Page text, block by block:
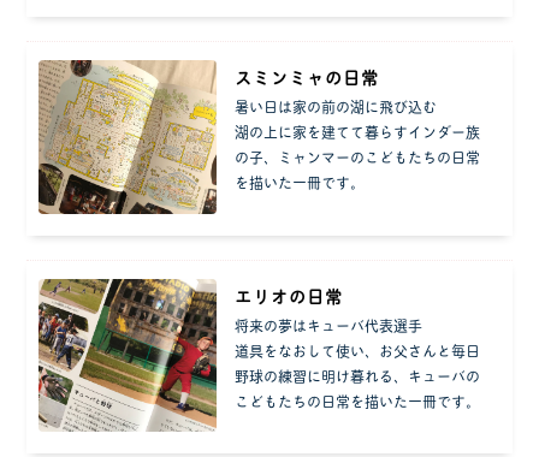
スミンミャの日常
暑い日は家の前の湖に飛び込む
湖の上に家を建てて暮らすインダー族
の子、ミャンマーのこどもたちの日常
を描いた一冊です。
エリオの日常
将来の夢はキューバ代表選手
道具をなおして使い、お父さんと毎日
野球の練習に明け暮れる、キューバの
こどもたちの日常を描いた一冊です。